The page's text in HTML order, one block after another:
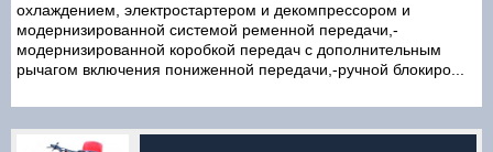
охлаждением, электростартером и декомпрессором и
модернизированной системой ременной передачи,-
модернизированной коробкой передач с дополнительным
рычагом включения пониженной передачи,-ручной блокиро...